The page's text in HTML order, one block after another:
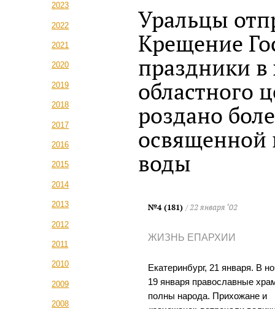
2023
2022
2021
2020
2019
2018
2017
2016
2015
2014
2013
2012
2011
2010
2009
2008
Уральцы
Крещение
праздники в
областного
роздано
освященной
воды
№4 (181) / 22 января ‘02
ЖИЗНЬ ЕПАРХИИ
Екатеринбург, 21 января. В
19 января православные
полны народа. Прихожане и